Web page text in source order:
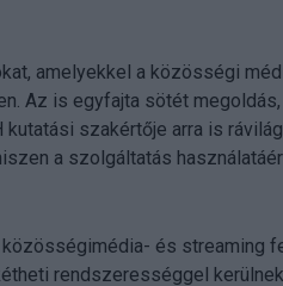
amelyekkel a közösségi
Az is egyfajta sötét
szakértője arra is
a szolgáltatás
és streaming
rendszerességgel